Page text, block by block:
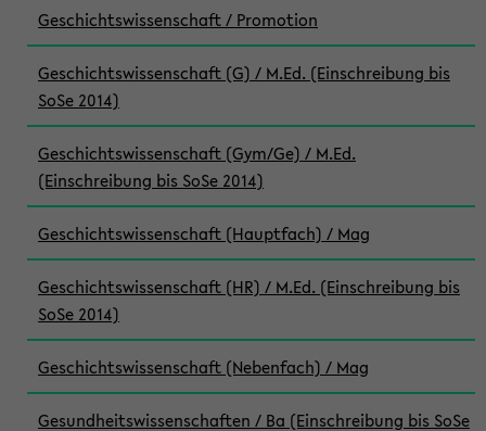
Geschichtswissenschaft / Promotion
Geschichtswissenschaft (G) / M.Ed. (Einschreibung bis
SoSe 2014)
Geschichtswissenschaft (Gym/Ge) / M.Ed.
(Einschreibung bis SoSe 2014)
Geschichtswissenschaft (Hauptfach) / Mag
Geschichtswissenschaft (HR) / M.Ed. (Einschreibung bis
SoSe 2014)
Geschichtswissenschaft (Nebenfach) / Mag
Gesundheitswissenschaften / Ba (Einschreibung bis SoSe